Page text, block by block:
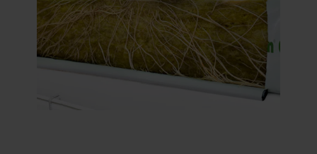
descripciones generales de la información recopilada,
quién instala cada una de las cookies, los enlaces a la
política de privacidad de nuestros socios potenciales y
durante cuánto tiempo se almacena cada cookie en su
equipo. Los fines para los cuales nuestros sitios web
pueden utilizar cookies y, por tanto, procesar información
sobre usted a través de cookies, es decisión suya.